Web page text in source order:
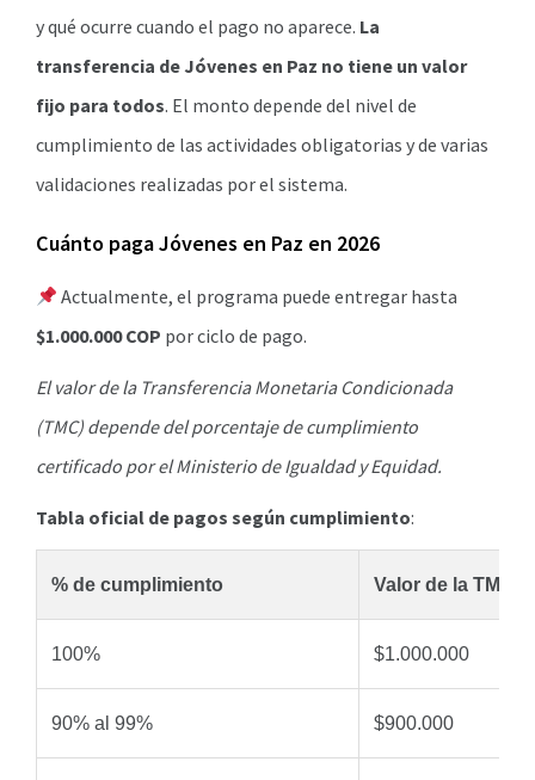
y qué ocurre cuando el pago no aparece. La
transferencia de Jóvenes en Paz no tiene un valor
fijo para todos. El monto depende del nivel de
cumplimiento de las actividades obligatorias y de varias
validaciones realizadas por el sistema.
Cuánto paga Jóvenes en Paz en 2026
Actualmente, el programa puede entregar hasta
$1.000.000 COP por ciclo de pago.
El valor de la Transferencia Monetaria Condicionada
(TMC) depende del porcentaje de cumplimiento
certificado por el Ministerio de Igualdad y Equidad.
Tabla oficial de pagos según cumplimiento:
% de cumplimiento Valor de la TMC
100% $1.000.000
90% al 99% $900.000